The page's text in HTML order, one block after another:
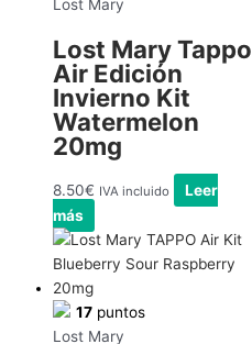
Lost Mary
Lost Mary Tappo
Air Edición
Invierno Kit
Watermelon
20mg
8.50€ IVA incluido
Leer
más
17 puntos
Lost Mary